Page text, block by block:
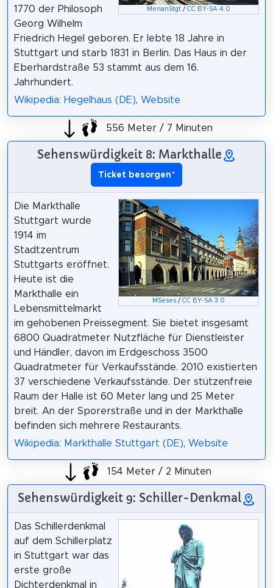
MerianStgt /CC BY-SA 4.0
1770 der Philosoph
Georg Wilhelm
Friedrich Hegel geboren. Er lebte 18 Jahre in
Stuttgart und starb 1831 in Berlin. Das Haus in der
Eberhardstraße 53 stammt aus dem 16.
Jahrhundert.
Wikipedia: Hegelhaus (DE), Website
556 Meter / 7 Minuten
Sehenswürdigkeit 8: Markthalle
Ticket besorgen*
MSeses /CC BY-SA 3.0
Die Markthalle
Stuttgart wurde
1914 im
Stadtzentrum
Stuttgarts eröffnet.
Heute ist die
Markthalle ein
Lebensmittelmarkt
im gehobenen Preissegment. Sie bietet insgesamt
6800 Quadratmeter Nutzfläche für Dienstleister
und Händler, davon im Erdgeschoss 3500
Quadratmeter für Verkaufsstände. 2010 existierten
37 verschiedene Verkaufsstände. Der stützenfreie
Raum der Halle ist 60 Meter lang und 25 Meter
breit. An der Sporerstraße und in der Markthalle
befinden sich mehrere Restaurants.
Wikipedia: Markthalle Stuttgart (DE), Website
154 Meter / 2 Minuten
Sehenswürdigkeit 9: Schiller-Denkmal
Das Schillerdenkmal
auf dem Schillerplatz
in Stuttgart war das
erste große
Dichterdenkmal in